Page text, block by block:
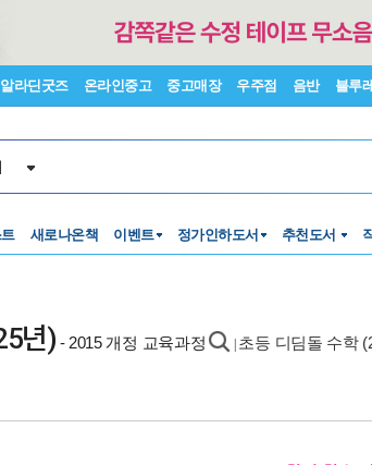
알라딘굿즈 온라인중고 중고매장 우주점 음반 블루
새로나온책 이벤트 정가인하도서 추천도서
년) - 2015 개정 교육과정 초등 디딤돌 수학